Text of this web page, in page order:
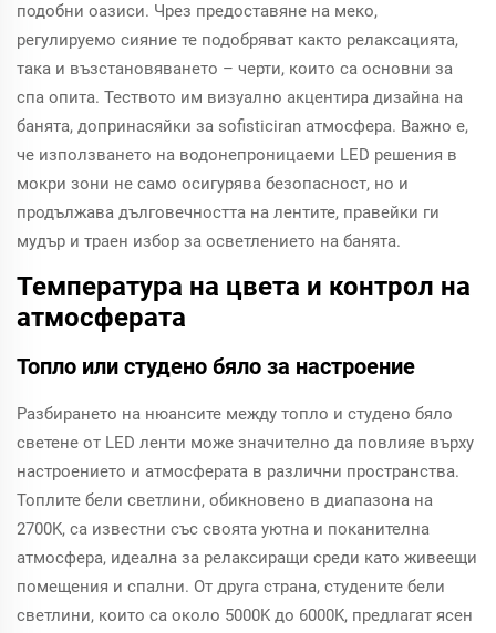
подобни оазиси. Чрез предоставяне на меко,
регулируемо сияние те подобряват както релаксацията,
така и възстановяването – черти, които са основни за
спа опита. Теството им визуално акцентира дизайна на
банята, допринасяйки за sofisticiran атмосфера. Важно е,
че използването на водонепроницаеми LED решения в
мокри зони не само осигурява безопасност, но и
продължава дълговечността на лентите, правейки ги
мудър и траен избор за осветлението на банята.
Температура на цвета и контрол на
атмосферата
Топло или студено бяло за настроение
Разбирането на нюансите между топло и студено бяло
светене от LED ленти може значително да повлияе върху
настроението и атмосферата в различни пространства.
Топлите бели светлини, обикновено в диапазона на
2700K, са известни със своята уютна и поканителна
атмосфера, идеална за релаксиращи среди като живеещи
помещения и спални. От друга страна, студените бели
светлини, които са около 5000K до 6000K, предлагат ясен